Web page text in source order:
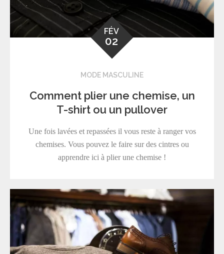
FÉV
02
MODE MASCULINE
Comment plier une chemise, un
T-shirt ou un pullover
Une fois lavées et repassées il vous reste à ranger vos
chemises. Vous pouvez le faire sur des cintres ou
apprendre ici à plier une chemise !